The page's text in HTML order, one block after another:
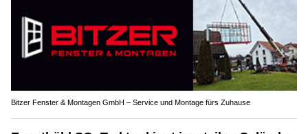
Bitzer Fenster & Montagen GmbH – Service und Montage fürs Zuhause